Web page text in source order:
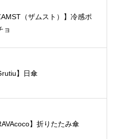
（ザムスト）】冷感ポ
ョ
】日傘
】折りたたみ傘